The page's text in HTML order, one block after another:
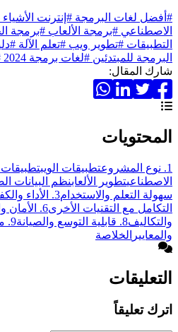
#أفضل لغات البرمجة #إنترنت الأشياء
الاصطناعي #برمجة الألعاب #برمجة
التطبيقات #تطوير ويب #تعلم الآلة
البرمجة للمبتدئين #لغات برمجة 2024
شارك المقال:
المحتويات
1. نوع المشروع تطبيقات الويبتطبيقات
الاصطناعيتطوير الألعابنظم البيانات
سهولة التعلم والاستخدام3. الأداء والكفاءة
التكامل مع التقنيات الأخرى6. الأمان والتحديثات
والتكاليف8. قابلية التوسع والصيانة
9.
والمعايير الخلاصة
التعليقات
اترك تعليقاً